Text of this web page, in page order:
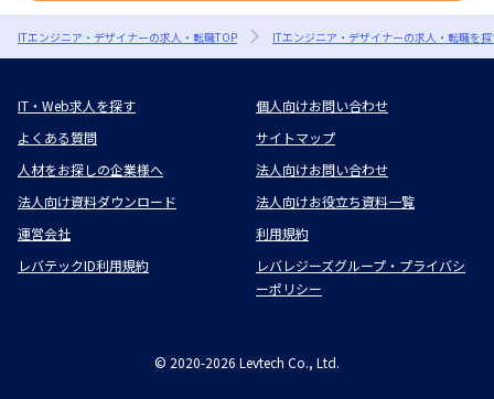
ITエンジニア・デザイナーの求人・転職TOP ITエンジニア・デザイナーの求人・転職を
IT・Web求人を探す
個人向けお問い合わせ
よくある質問
サイトマップ
人材をお探しの企業様へ
法人向けお問い合わせ
法人向け資料ダウンロード
法人向けお役立ち資料一覧
運営会社
利用規約
レバテックID利用規約
レバレジーズグループ・プライバシ
ーポリシー
© 2020-2026 Levtech Co., Ltd.